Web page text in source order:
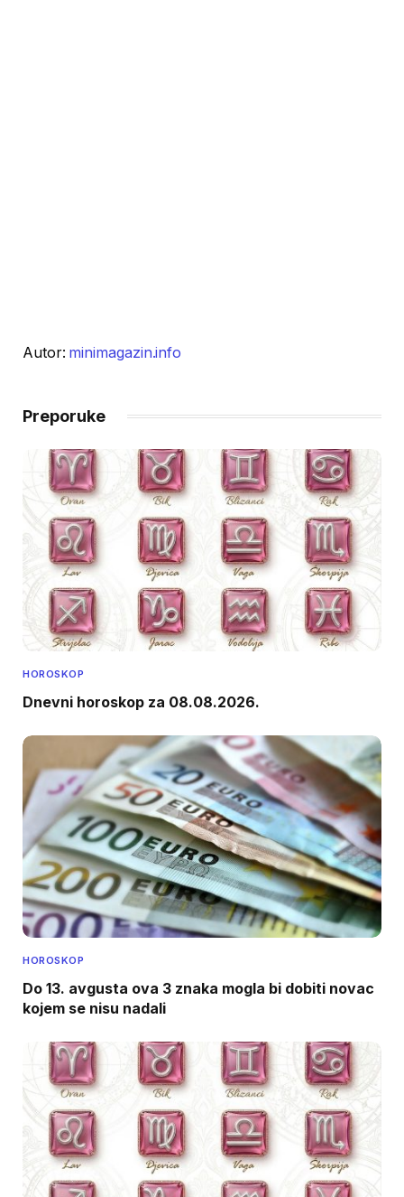
Autor: minimagazin.info
Preporuke
HOROSKOP
Dnevni horoskop za 08.08.2026.
HOROSKOP
Do 13. avgusta ova 3 znaka mogla bi dobiti novac
kojem se nisu nadali